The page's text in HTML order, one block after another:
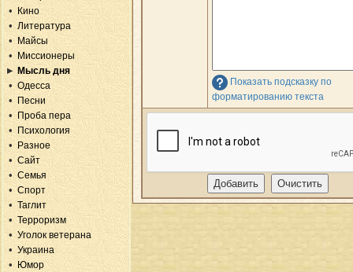
Кино
Литература
Майсы
Миссионеры
Мысль дня
Одесса
Песни
Проба пера
Психология
Разное
Сайт
Семья
Спорт
Таглит
Терроризм
Уголок ветерана
Украина
Юмор
Показать подсказку по
форматированию текста